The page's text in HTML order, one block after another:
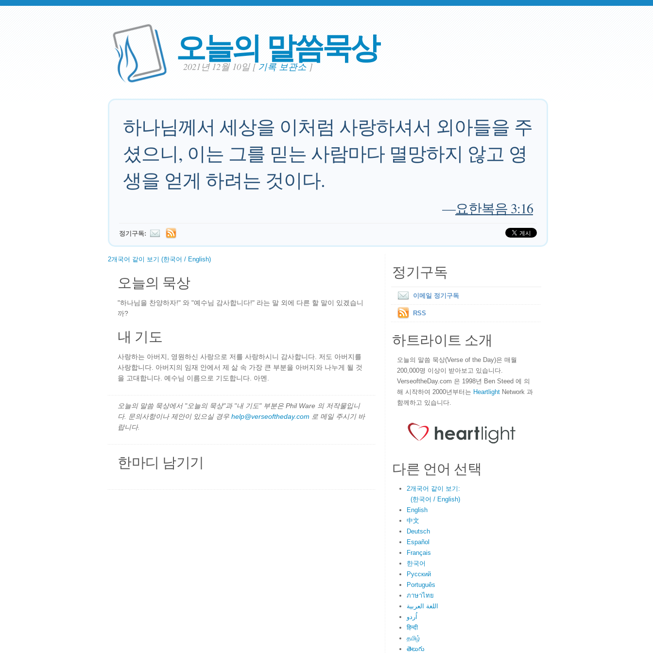
오늘의 말씀묵상
2021년 12월 10일 [기록 보관소]
하나님께서 세상을 이처럼 사랑하셔서 외아들을 주
셨으니, 이는 그를 믿는 사람마다 멸망하지 않고 영
생을 얻게 하려는 것이다.
—요한복음 3:16
정기구독:
2개국어 같이 보기 (한국어 / English)
오늘의 묵상
"하나님을 찬양하자!" 와 "예수님 감사합니다!" 라는 말 외에 다른 할 말이 있겠습니
까?
내 기도
사랑하는 아버지, 영원하신 사랑으로 저를 사랑하시니 감사합니다. 저도 아버지를
사랑합니다. 아버지의 임재 안에서 제 삶 속 가장 큰 부분을 아버지와 나누게 될 것
을 고대합니다. 예수님 이름으로 기도합니다. 아멘.
오늘의 말씀 묵상에서 "오늘의 묵상"과 "내 기도" 부분은 Phil Ware 의 저작물입니
다. 문의사항이나 제안이 있으실 경우 help@verseoftheday.com 로 메일 주시기 바
랍니다.
한마디 남기기
정기구독
이메일 정기구독
RSS
하트라이트 소개
오늘의 말씀 묵상(Verse of the Day)은 매월
200,000명 이상이 받아보고 있습니다.
VerseoftheDay.com 은 1998년 Ben Steed 에 의
해 시작하여 2000년부터는 Heartlight Network 과
함께하고 있습니다.
다른 언어 선택
2개국어 같이 보기:
(한국어 / English)
English
中文
Deutsch
Español
Français
한국어
Русский
Português
ภาษาไทย
اللغة العربية
اُردو
हिन्दी
தமிழ்
తెలుగు